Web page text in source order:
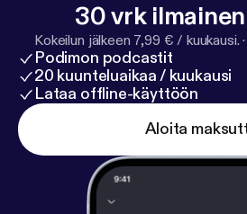
30 vrk
Kokeilun jälkeen 7,99 € / kuukausi. ·
Podimon podcastit
20 kuunteluaikaa / kuukausi
Lataa offline-käyttöön
Aloita